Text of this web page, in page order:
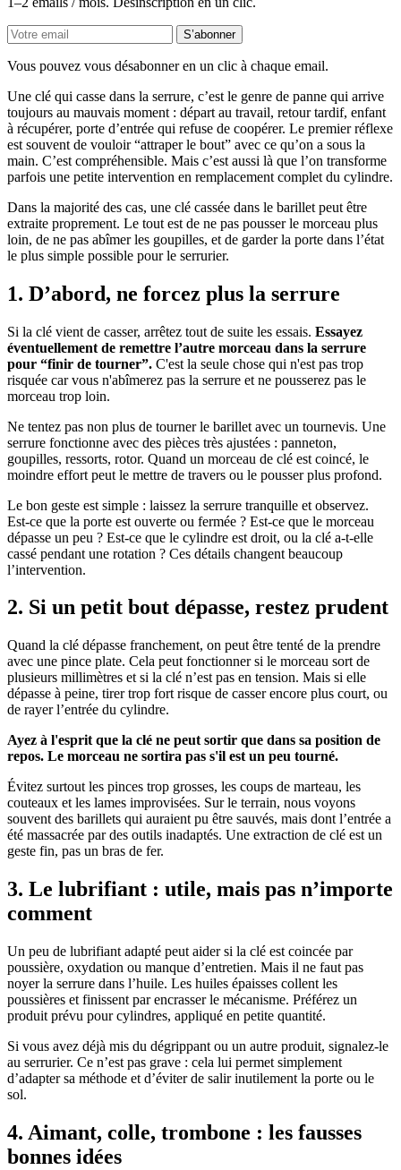
S’abonner
Vous pouvez vous désabonner en un clic à chaque email.
Une clé qui casse dans la serrure, c’est le genre de panne qui arrive
toujours au mauvais moment : départ au travail, retour tardif, enfant
à récupérer, porte d’entrée qui refuse de coopérer. Le premier réflexe
est souvent de vouloir “attraper le bout” avec ce qu’on a sous la
main. C’est compréhensible. Mais c’est aussi là que l’on transforme
parfois une petite intervention en remplacement complet du cylindre.
Dans la majorité des cas, une clé cassée dans le barillet peut être
extraite proprement. Le tout est de ne pas pousser le morceau plus
loin, de ne pas abîmer les goupilles, et de garder la porte dans l’état
le plus simple possible pour le serrurier.
1. D’abord, ne forcez plus la serrure
Si la clé vient de casser, arrêtez tout de suite les essais. Essayez
éventuellement de remettre l’autre morceau dans la serrure
pour “finir de tourner”. C'est la seule chose qui n'est pas trop
risquée car vous n'abîmerez pas la serrure et ne pousserez pas le
morceau trop loin.
Ne tentez pas non plus de tourner le barillet avec un tournevis. Une
serrure fonctionne avec des pièces très ajustées : panneton,
goupilles, ressorts, rotor. Quand un morceau de clé est coincé, le
moindre effort peut le mettre de travers ou le pousser plus profond.
Le bon geste est simple : laissez la serrure tranquille et observez.
Est-ce que la porte est ouverte ou fermée ? Est-ce que le morceau
dépasse un peu ? Est-ce que le cylindre est droit, ou la clé a-t-elle
cassé pendant une rotation ? Ces détails changent beaucoup
l’intervention.
2. Si un petit bout dépasse, restez prudent
Quand la clé dépasse franchement, on peut être tenté de la prendre
avec une pince plate. Cela peut fonctionner si le morceau sort de
plusieurs millimètres et si la clé n’est pas en tension. Mais si elle
dépasse à peine, tirer trop fort risque de casser encore plus court, ou
de rayer l’entrée du cylindre.
Ayez à l'esprit que la clé ne peut sortir que dans sa position de
repos. Le morceau ne sortira pas s'il est un peu tourné.
Évitez surtout les pinces trop grosses, les coups de marteau, les
couteaux et les lames improvisées. Sur le terrain, nous voyons
souvent des barillets qui auraient pu être sauvés, mais dont l’entrée a
été massacrée par des outils inadaptés. Une extraction de clé est un
geste fin, pas un bras de fer.
3. Le lubrifiant : utile, mais pas n’importe
comment
Un peu de lubrifiant adapté peut aider si la clé est coincée par
poussière, oxydation ou manque d’entretien. Mais il ne faut pas
noyer la serrure dans l’huile. Les huiles épaisses collent les
poussières et finissent par encrasser le mécanisme. Préférez un
produit prévu pour cylindres, appliqué en petite quantité.
Si vous avez déjà mis du dégrippant ou un autre produit, signalez-le
au serrurier. Ce n’est pas grave : cela lui permet simplement
d’adapter sa méthode et d’éviter de salir inutilement la porte ou le
sol.
4. Aimant, colle, trombone : les fausses
bonnes idées